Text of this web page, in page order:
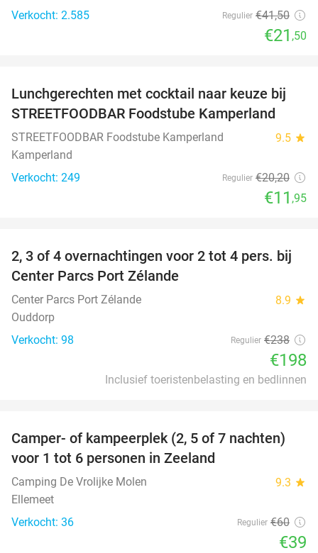
Verkocht: 2.585
Regulier €41,50
€21 ,50
41%
Lunchgerechten met cocktail naar keuze bij
STREETFOODBAR Foodstube Kamperland
STREETFOODBAR Foodstube Kamperland 9.5 star
Kamperland
Verkocht: 249
Regulier €20,20
€11 ,95
17%
2, 3 of 4 overnachtingen voor 2 tot 4 pers. bij
Center Parcs Port Zélande
Center Parcs Port Zélande 8.9 star
Ouddorp
Verkocht: 98
Regulier €238
€198
Inclusief toeristenbelasting en bedlinnen
35%
Camper- of kampeerplek (2, 5 of 7 nachten)
voor 1 tot 6 personen in Zeeland
Camping De Vrolijke Molen 9.3 star
Ellemeet
Verkocht: 36
Regulier €60
€39